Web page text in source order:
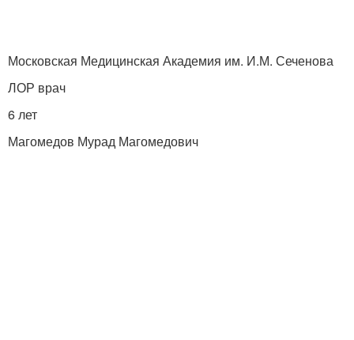
Московская Медицинская Академия им. И.М. Сеченова
ЛОР врач
6 лет
Магомедов Мурад Магомедович